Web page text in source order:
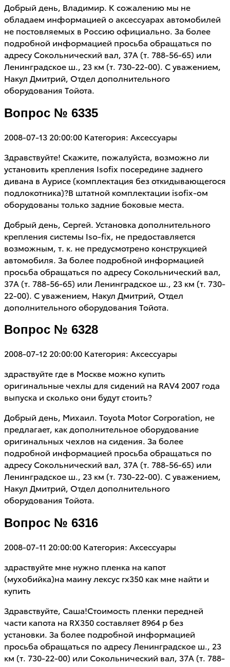
Добрый день, Владимир. К сожалению мы не
обладаем информацией о аксессуарах автомобилей
не постовляемых в Россию официально. За более
подробной информацией просьба обращаться по
адресу Сокольнический вал, 37А (т. 788-56-65) или
Ленинградское ш., 23 км (т. 730-22-00). С уважением,
Накул Дмитрий, Отдел дополнительного
оборудования Тойота.
Вопрос № 6335
2008-07-13 20:00:00 Категория: Аксессуары
Здравствуйте! Скажите, пожалуйста, возможно ли
установить крепления Isofix посередине заднего
дивана в Аурисе (комплектация без откидывающегося
подлокотника)?В штатной комплектации isofix-ом
оборудованы только задние боковые места.
Добрый день, Сергей. Установка дополнительного
крепления системы Iso-fix, не предоставляется
возможным, т. к. не предусмотрено конструкцией
автомобиля. За более подробной информацией
просьба обращаться по адресу Сокольнический вал,
37А (т. 788-56-65) или Ленинградское ш., 23 км (т. 730-
22-00). С уважением, Накул Дмитрий, Отдел
дополнительного оборудования Тойота.
Вопрос № 6328
2008-07-12 20:00:00 Категория: Аксессуары
здраствуйте где в Москве можно купить
оригинальные чехлы для сидений на RAV4 2007 года
выпуска и сколько они будут стоить?
Добрый день, Михаил. Toyota Motor Corporation, не
предлагает, как дополнительное оборудование
оригинальных чехлов на сидения. За более
подробной информацией просьба обращаться по
адресу Сокольнический вал, 37А (т. 788-56-65) или
Ленинградское ш., 23 км (т. 730-22-00). С уважением,
Накул Дмитрий, Отдел дополнительного
оборудования Тойота.
Вопрос № 6316
2008-07-11 20:00:00 Категория: Аксессуары
здраствуйте мне нужно пленка на капот
(мухобийка)на маину лексус rx350 как мне найти и
купить
Здравствуйте, Саша!Стоимость пленки передней
части капота на RX350 составляет 8964 р без
установки. За более подробной информацией
просьба обращаться по адресу Ленинградское ш., 23
км (т. 730-22-00) или Сокольнический вал, 37А (т. 788-